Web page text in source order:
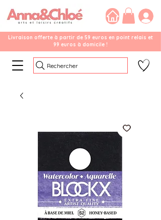
Livraison offerte à partir de 59 euros en point relais et
99 euros à domicile !
Rechercher